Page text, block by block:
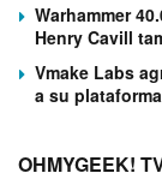
Warhammer
Henry Cavill
Vmake Labs
a su
OHMYGEEK!